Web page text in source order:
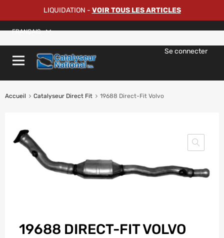
LIQUIDATION - VOIR TOUS LES ARTICLES
FRANÇAIS
Se connecter
Accueil Catalyseur Direct Fit 19688 Direct-Fit Volvo
19688 DIRECT-FIT VOLVO